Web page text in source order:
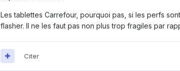
Les tablettes Carrefour, pourquoi pas, si les perfs
flasher. Il ne les faut pas non plus trop fragiles par
Citer